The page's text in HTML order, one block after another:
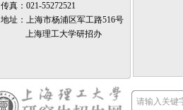
传真：021-55272521
地址：上海市杨浦区军工路516号
上海理工大学研招办